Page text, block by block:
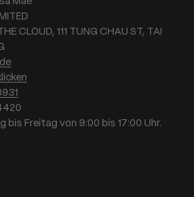
CLOUD, 111 TUNG CHAU ST, TAI
bis Freitag von 9:00 bis 17:00 Uhr.